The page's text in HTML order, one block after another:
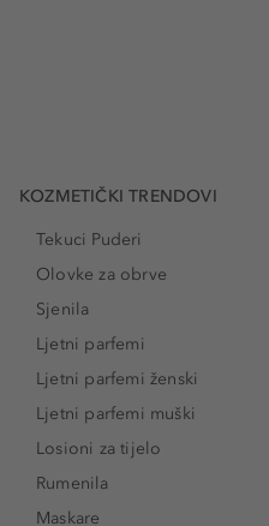
KOZMETIČKI TRENDOVI
Tekuci Puderi
Olovke za obrve
Sjenila
Ljetni parfemi
Ljetni parfemi ženski
Ljetni parfemi muški
Losioni za tijelo
Rumenila
Maskare